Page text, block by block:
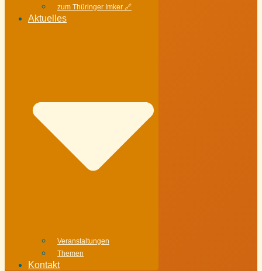
zum Thüringer Imker 🔗
Aktuelles
Veranstaltungen
Themen
Kontakt